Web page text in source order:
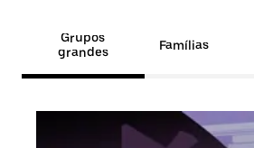
Grupos
grandes
Famílias